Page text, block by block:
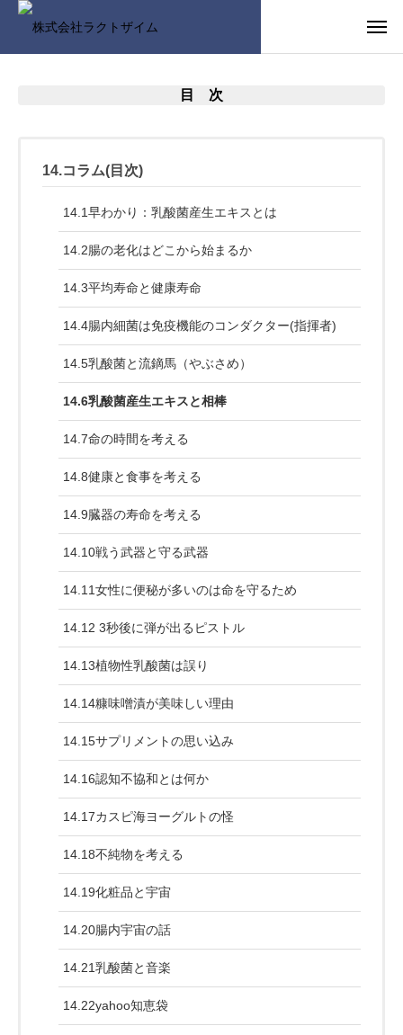
目 次
14.コラム(目次)
14.1早わかり：乳酸菌産生エキスとは
14.2腸の老化はどこから始まるか
14.3平均寿命と健康寿命
14.4腸内細菌は免疫機能のコンダクター(指揮者)
14.5乳酸菌と流鏑馬（やぶさめ）
14.6乳酸菌産生エキスと相棒
14.7命の時間を考える
14.8健康と食事を考える
14.9臓器の寿命を考える
14.10戦う武器と守る武器
14.11女性に便秘が多いのは命を守るため
14.12 3秒後に弾が出るピストル
14.13植物性乳酸菌は誤り
14.14糠味噌漬が美味しい理由
14.15サプリメントの思い込み
14.16認知不協和とは何か
14.17カスピ海ヨーグルトの怪
14.18不純物を考える
14.19化粧品と宇宙
14.20腸内宇宙の話
14.21乳酸菌と音楽
14.22yahoo知恵袋